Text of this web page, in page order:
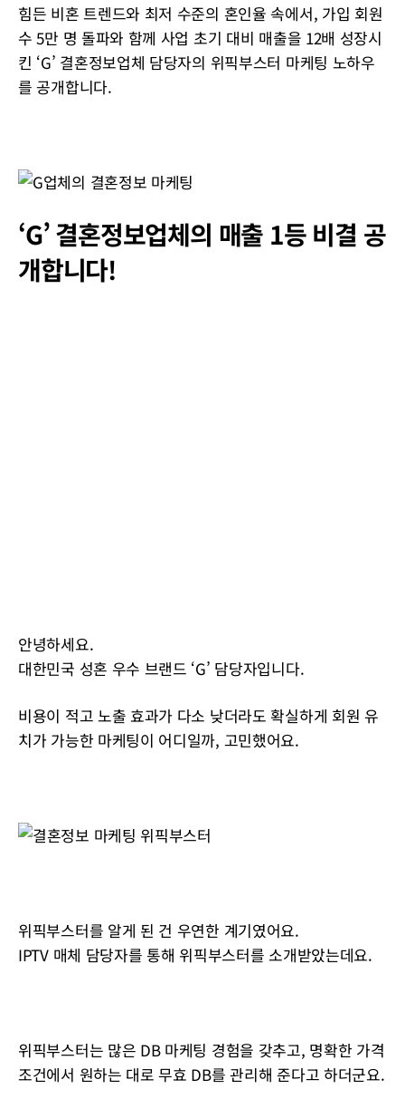
힘든 비혼 트렌드와 최저 수준의 혼인율 속에서, 가입 회원
수 5만 명 돌파와 함께 사업 초기 대비 매출을 12배 성장시
킨 ‘G’ 결혼정보업체 담당자의 위픽부스터 마케팅 노하우
를 공개합니다.
‘G’ 결혼정보업체의 매출 1등 비결 공
개합니다!
안녕하세요.
대한민국 성혼 우수 브랜드 ‘G’ 담당자입니다.
비용이 적고 노출 효과가 다소 낮더라도 확실하게 회원 유
치가 가능한 마케팅이 어디일까, 고민했어요.
위픽부스터를 알게 된 건 우연한 계기였어요.
IPTV 매체 담당자를 통해 위픽부스터를 소개받았는데요.
위픽부스터는 많은 DB 마케팅 경험을 갖추고, 명확한 가격
조건에서 원하는 대로 무효 DB를 관리해 준다고 하더군요.